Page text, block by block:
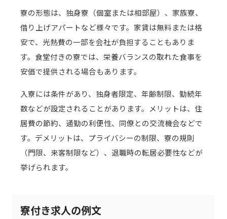
寮の形態は、独身寮（個室または相部屋）、家族寮、
借り上げアパートなど様々です。家賃は無料または格
安で、光熱費の一部を会社が負担することもありま
す。食堂付きの寮では、栄養バランスの取れた食事を
安価で提供される場合もあります。
入寮には条件があり、独身者限定、年齢制限、勤続年
数などが設定されることがあります。メリットは、住
居費の節約、通勤の利便性、同僚との交流機会などで
す。デメリットは、プライバシーの制限、寮の規則
（門限、来客制限など）、退職時の転居必要性などが
挙げられます。
寮付き求人の例文